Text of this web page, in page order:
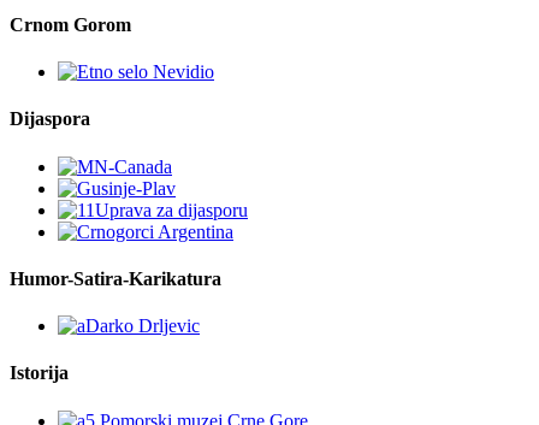
Crnom Gorom
Dijaspora
Humor-Satira-Karikatura
Istorija